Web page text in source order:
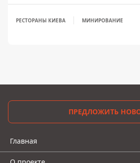
РЕСТОРАНЫ КИЕВА МИНИРОВАНИЕ
ПРЕДЛОЖИТЬ
Главная